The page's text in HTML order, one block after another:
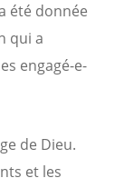
été donnée
qui a
engagé-e-
de Dieu.
et les